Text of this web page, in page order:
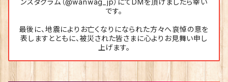
ンスタグラム（@wanwag_jp）にてDMを頂けましたら幸い
です。
最後に、地震によりお亡くなりになられた方々へ哀悼の意を
表しますとともに、被災された皆さまに心よりお見舞い申し
上げます。